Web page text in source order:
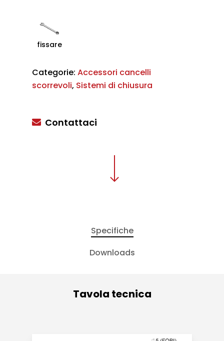
fissare
Categorie: Accessori cancelli
scorrevoli, Sistemi di chiusura
Contattaci
Specifiche
Downloads
Tavola tecnica